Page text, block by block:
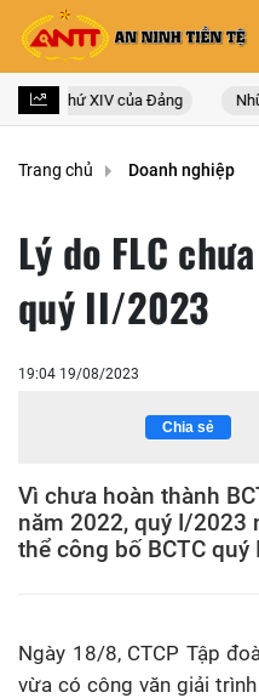
lần thứ XIV của Đảng
Trang chủ Doanh nghiệp
Lý do FLC
quý II/2023
19:04 19/08/2023
Chia sẻ
Vì chưa hoàn thành
năm 2022, quý I/2023
thể công bố BCTC quý
Ngày 18/8, CTCP Tập
vừa có công văn giải